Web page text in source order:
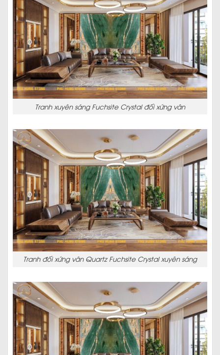
Tranh xuyên sáng Fuchsite Crystal đối xứng vân
Tranh đối xứng vân Quartz Fuchsite Crystal xuyên sáng